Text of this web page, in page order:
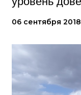
06 сентября